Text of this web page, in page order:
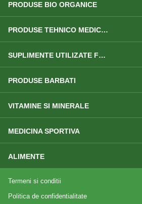
PRODUSE BIO ORGANICE
PRODUSE TEHNICO MEDICALE
SUPLIMENTE UTILIZATE FRECVENT
PRODUSE BARBATI
VITAMINE SI MINERALE
MEDICINA SPORTIVA
ALIMENTE
Termeni si conditii
Politica de confidentialitate